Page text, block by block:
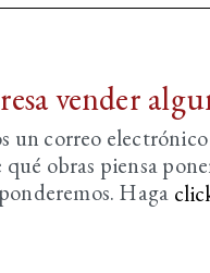
vender
un correo
qué obras piensa
Haga